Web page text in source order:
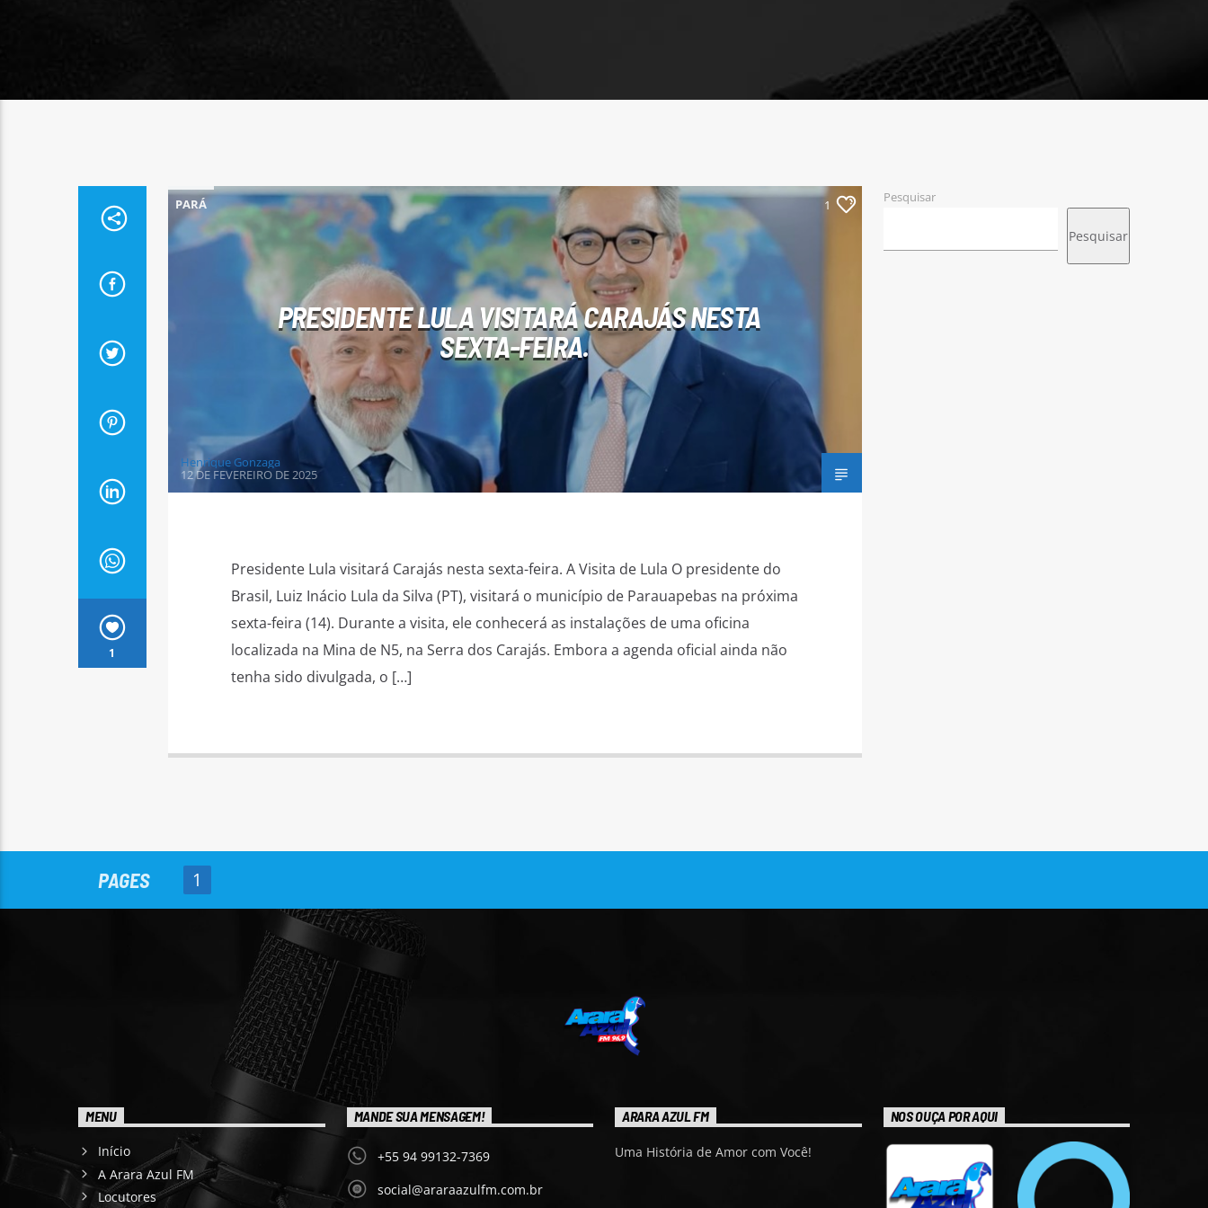
1
PARÁ 1
PRESIDENTE LULA VISITARÁ CARAJÁS NESTA
SEXTA-FEIRA.
Henrique Gonzaga
12 DE FEVEREIRO DE 2025
Presidente Lula visitará Carajás nesta sexta-feira. A Visita de Lula O presidente do
Brasil, Luiz Inácio Lula da Silva (PT), visitará o município de Parauapebas na próxima
sexta-feira (14). Durante a visita, ele conhecerá as instalações de uma oficina
localizada na Mina de N5, na Serra dos Carajás. Embora a agenda oficial ainda não
tenha sido divulgada, o […]
Pesquisar
Pesquisar
PAGES 1
MENU
Início
A Arara Azul FM
Locutores
MANDE SUA MENSAGEM!
+55 94 99132-7369
social@araraazulfm.com.br
ARARA AZUL FM
Uma História de Amor com Você!
NOS OUÇA POR AQUI